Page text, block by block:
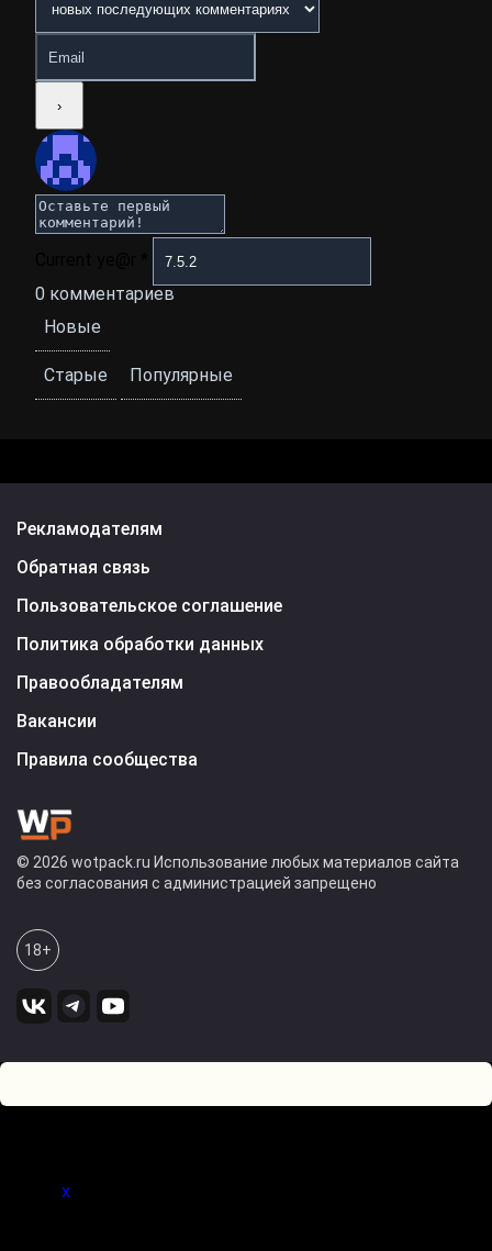
0 комментариев
Новые
Старые Популярные
Рекламодателям
Обратная связь
Пользовательское соглашение
Политика обработки данных
Правообладателям
Вакансии
Правила сообщества
© 2026 wotpack.ru Использование любых материалов сайта
без согласования с администрацией запрещено
18+
x